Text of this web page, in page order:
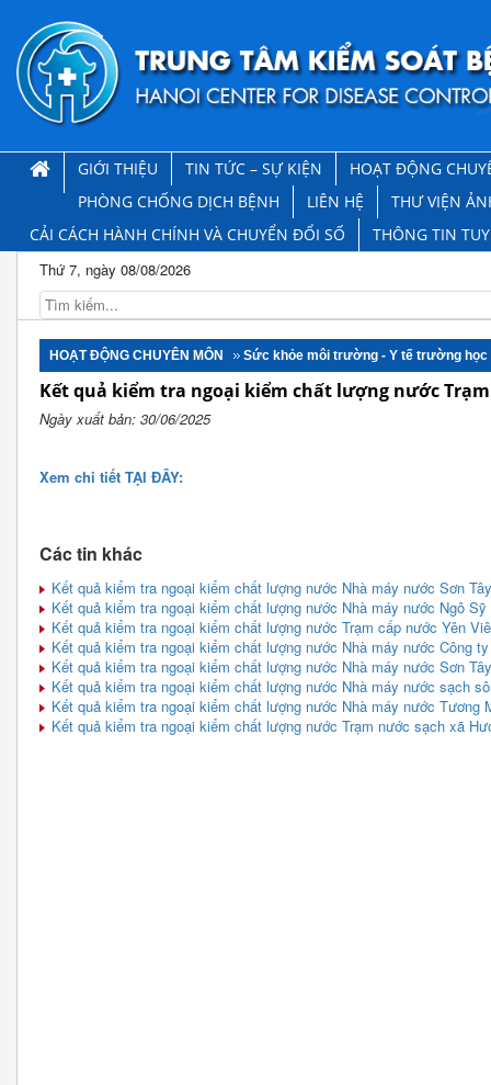
GIỚI THIỆU TIN TỨC – SỰ KIỆN
HOẠT ĐỘNG
PHÒNG CHỐNG DỊCH BỆNH
LIÊN HỆ
THƯ VIỆN
CẢI CÁCH HÀNH CHÍNH VÀ CHUYỂN ĐỔI SỐ
THÔNG TIN
Thứ 7, ngày 08/08/2026
HOẠT ĐỘNG CHUYÊN MÔN Sức khỏe môi trường - Y tế trường học
Kết quả kiểm tra ngoại kiểm chất lượng nước
Ngày xuất bản: 30/06/2025
Xem chi tiết TẠI ĐÂY:
Các tin khác
Kết quả kiểm tra ngoại kiểm chất lượng nước Nhà máy nước Sơn
Kết quả kiểm tra ngoại kiểm chất lượng nước Nhà máy nước Ngô Sỹ
Kết quả kiểm tra ngoại kiểm chất lượng nước Trạm cấp nước Yên
Kết quả kiểm tra ngoại kiểm chất lượng nước Nhà máy nước Công
Kết quả kiểm tra ngoại kiểm chất lượng nước Nhà máy nước Sơn
Kết quả kiểm tra ngoại kiểm chất lượng nước Nhà máy nước sạch
Kết quả kiểm tra ngoại kiểm chất lượng nước Nhà máy nước Tương
Kết quả kiểm tra ngoại kiểm chất lượng nước Trạm nước sạch xã